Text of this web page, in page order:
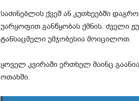
საძინებლის ქვეშ ან კუთხეებში
უარყოფით განწყობას ქმნის. ძველი
ტანსაცმელი უმჯობესია მოიცილოთ.
ყოველ კვირაში ერთხელ მაინც
ოთახში.